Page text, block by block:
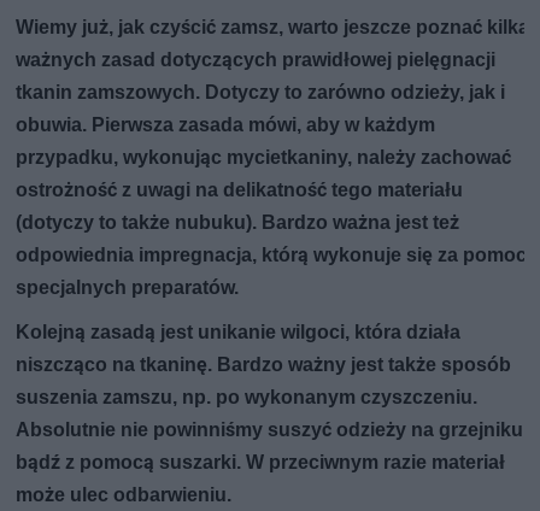
Wiemy już, jak czyścić zamsz, warto jeszcze poznać kilka
ważnych zasad dotyczących prawidłowej pielęgnacji
tkanin zamszowych. Dotyczy to zarówno odzieży, jak i
obuwia. Pierwsza zasada mówi, aby w każdym
przypadku, wykonując mycietkaniny, należy zachować
ostrożność z uwagi na delikatność tego materiału
(dotyczy to także nubuku). Bardzo ważna jest też
odpowiednia impregnacja, którą wykonuje się za pomocą
specjalnych preparatów.
Kolejną zasadą jest unikanie wilgoci, która działa
niszcząco na tkaninę. Bardzo ważny jest także sposób
suszenia zamszu, np. po wykonanym czyszczeniu.
Absolutnie nie powinniśmy suszyć odzieży na grzejniku
bądź z pomocą suszarki. W przeciwnym razie materiał
może ulec odbarwieniu.